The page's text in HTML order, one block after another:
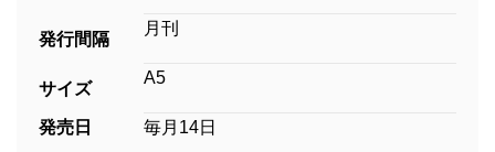
発行間隔
月刊
サイズ
A5
発売日 毎月14日